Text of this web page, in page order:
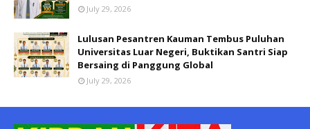
July 29, 2026
Lulusan Pesantren Kauman Tembus Puluhan
Universitas Luar Negeri, Buktikan Santri Siap
Bersaing di Panggung Global
July 29, 2026